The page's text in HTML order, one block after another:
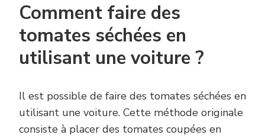
Comment faire des
tomates séchées en
utilisant une voiture ?
Il est possible de faire des tomates séchées en
utilisant une voiture. Cette méthode originale
consiste à placer des tomates coupées en